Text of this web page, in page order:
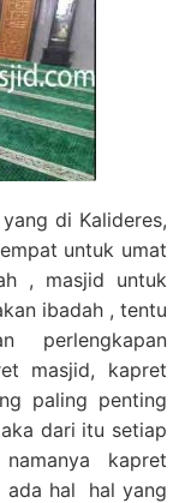
di Kalideres,
untuk umat
, masjid untuk
ibadah , tentu
perlengkapan
masjid, kapret
paling penting
dari itu setiap
kapret
ada hal hal yang